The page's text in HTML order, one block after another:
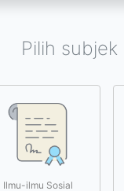
Pilih
Ilmu-ilmu Sosial